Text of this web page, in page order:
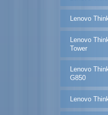
Lenovo
Lenovo
Tower
Lenovo
G850
Lenovo